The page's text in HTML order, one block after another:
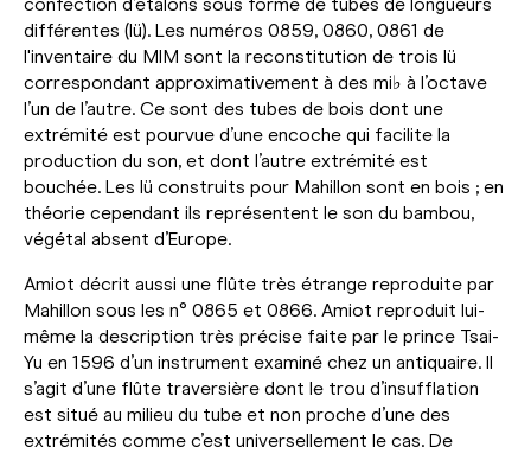
différentes (lü). Les numéros 0859, 0860, 0861 de
l'inventaire du MIM sont la reconstitution de trois lü
correspondant approximativement à des mi♭ à l’octave
l’un de l’autre. Ce sont des tubes de bois dont une
extrémité est pourvue d’une encoche qui facilite la
production du son, et dont l’autre extrémité est
bouchée. Les lü construits pour Mahillon sont en bois ; en
théorie cependant ils représentent le son du bambou,
végétal absent d’Europe.
Amiot décrit aussi une flûte très étrange reproduite par
Mahillon sous les n° 0865 et 0866. Amiot reproduit lui-
même la description très précise faite par le prince Tsai-
Yu en 1596 d’un instrument examiné chez un antiquaire. Il
s’agit d’une flûte traversière dont le trou d’insufflation
est situé au milieu du tube et non proche d’une des
extrémités comme c’est universellement le cas. De